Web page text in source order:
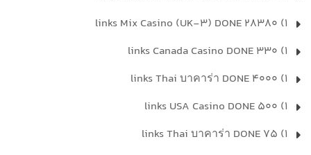
1) 28380 links Mix Casino (UK-3) DONE
1) 330 links Canada Casino DONE
1) 4000 links Thai บาคาร่า DONE
1) 500 links USA Casino DONE
1) 75 links Thai บาคาร่า DONE